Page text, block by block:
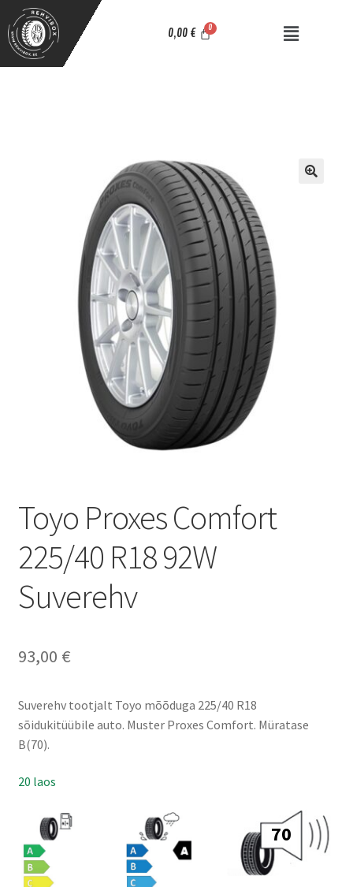
0,00 €
Toyo Proxes Comfort
225/40 R18 92W
Suverehv
93,00 €
Suverehv tootjalt Toyo mõõduga 225/40 R18
sõidukitüübile auto. Muster Proxes Comfort. Müratase
B(70).
20 laos
70